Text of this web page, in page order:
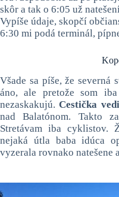
skôr a tak o 6:05 už
Vypíše údaje, skopčí
6:30 mi podá terminál,
Všade sa píše, že severná
áno, ale pretože som
nezaskakujú.Cestička
nad Balatónom. Takto
Stretávam iba cyklistov.
nejaká útla baba idúca
vyzerala rovnako natešene